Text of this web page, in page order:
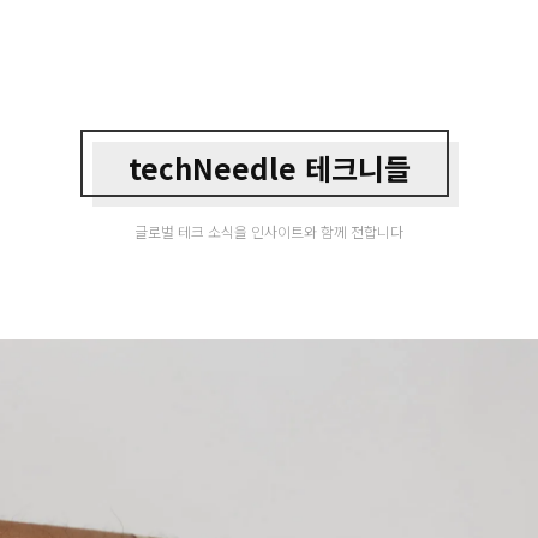
techNeedle 테크니들
글로벌 테크 소식을 인사이트와 함께 전합니다